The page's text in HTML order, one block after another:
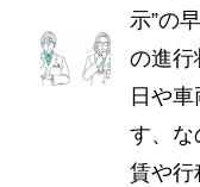
示”の
の進行
日や
す、な
賃や行